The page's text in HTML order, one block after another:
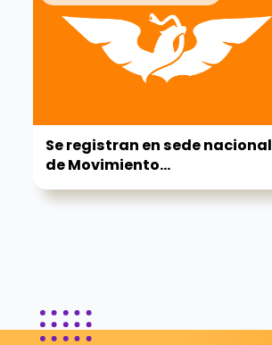
Se registran en sede nacional
de Movimiento...